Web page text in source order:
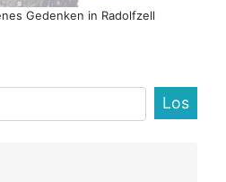
Gedenken in Radolfzell